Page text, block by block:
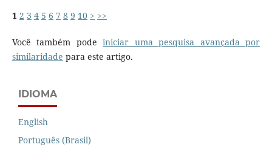
1 2 3 4 5 6 7 8 9 10 > >>
Você também podeiniciar uma pesquisa avançada por
similaridade para este artigo.
IDIOMA
English
Português (Brasil)